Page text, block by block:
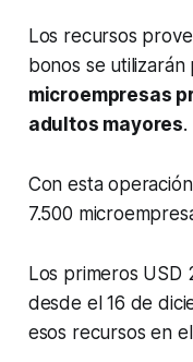
Los recursos
bonos se
microempresas
adultos mayores.
Con esta
7.500
Los primeros USD
desde el 16 de
esos recursos en